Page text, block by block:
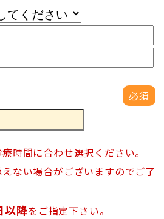
必須
時間に合わせ選択ください。
ない場合がございますのでご了
以降をご指定下さい。